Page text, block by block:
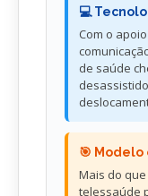
💻
Com o
de saúde
🎯
Mais do
telessaúde